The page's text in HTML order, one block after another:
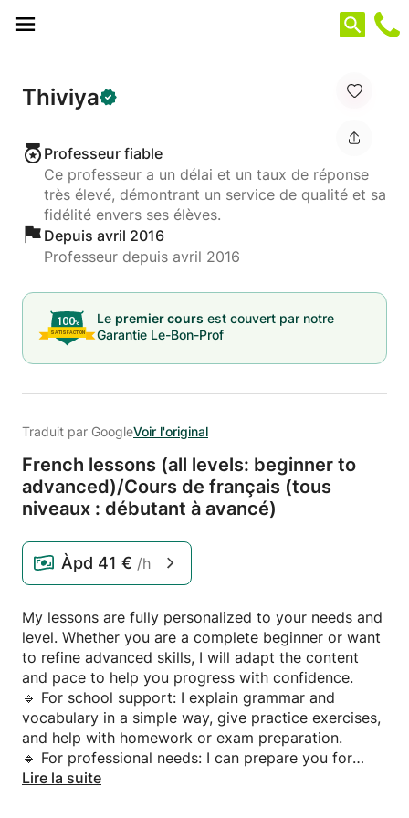
Thiviya
Professeur fiable
Ce professeur a un délai et un taux de réponse
très élevé, démontrant un service de qualité et sa
fidélité envers ses élèves.
Depuis avril 2016
Professeur depuis avril 2016
Le premier cours est couvert par notre
Garantie Le-Bon-Prof
Traduit par GoogleVoir l'original
French lessons (all levels: beginner to
advanced)/Cours de français (tous
niveaux : débutant à avancé)
Àpd 41 € /h
My lessons are fully personalized to your needs and
level. Whether you are a complete beginner or want
to refine advanced skills, I will adapt the content
and pace to help you progress with confidence.
🔹 For school support: I explain grammar and
vocabulary in a simple way, give practice exercises,
and help with homework or exam preparation.
🔹 For professional needs: I can prepare you for
interviews, presentations, or workplace
Lire la suite